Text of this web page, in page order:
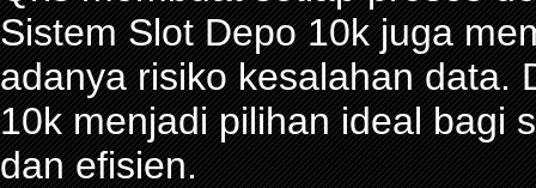
Sistem Slot Depo 10k juga
adanya risiko kesalahan data.
10k menjadi pilihan ideal bagi
dan efisien.